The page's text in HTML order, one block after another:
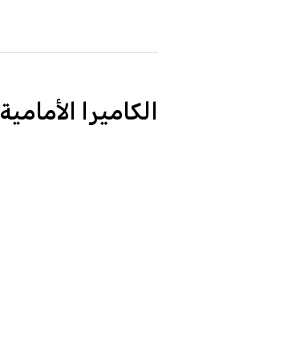
الكاميرا الأمامية